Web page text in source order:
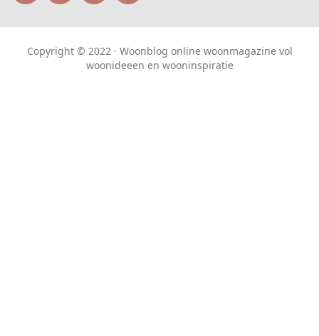
Copyright © 2022 · Woonblog online woonmagazine vol
woonideeen en wooninspiratie